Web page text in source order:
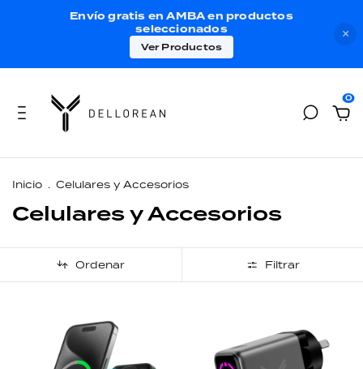
×
Envío gratis en AMBA en productos
seleccionados
Ver Productos
0
Inicio . Celulares y Accesorios
Celulares y Accesorios
Ordenar Filtrar